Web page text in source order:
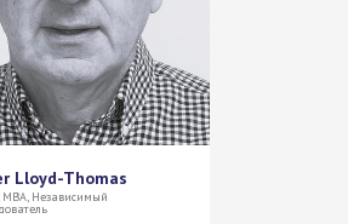
Lloyd-Thomas
MBA, Независимый